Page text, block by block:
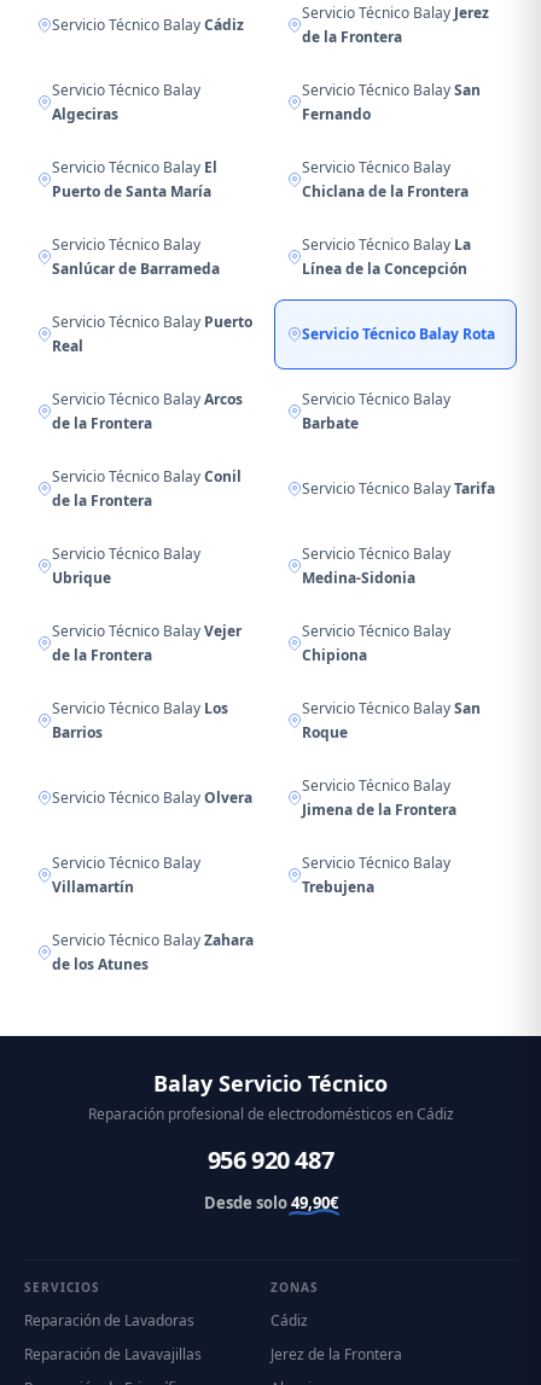
Servicio Técnico BalayCádiz
Servicio Técnico Balay Jerez
de la Frontera
Servicio Técnico Balay
Algeciras
Servicio Técnico BalaySan
Fernando
Servicio Técnico Balay El
Puerto de Santa María
Servicio Técnico Balay
Chiclana de la Frontera
Servicio Técnico Balay
Sanlúcar de Barrameda
Servicio Técnico Balay La
Línea de la Concepción
Servicio Técnico Balay Puerto
Real
Servicio Técnico Balay Rota
Servicio Técnico BalayArcos
de la Frontera
Servicio Técnico Balay
Barbate
Servicio Técnico BalayConil
de la Frontera
Servicio Técnico BalayTarifa
Servicio Técnico Balay
Ubrique
Servicio Técnico Balay
Medina-Sidonia
Servicio Técnico BalayVejer
de la Frontera
Servicio Técnico Balay
Chipiona
Servicio Técnico Balay Los
Barrios
Servicio Técnico BalaySan
Roque
Servicio Técnico BalayOlvera
Servicio Técnico Balay
Jimena de la Frontera
Servicio Técnico Balay
Villamartín
Servicio Técnico Balay
Trebujena
Servicio Técnico BalayZahara
de los Atunes
Balay Servicio Técnico
Reparación profesional de electrodomésticos en Cádiz
956 920 487
Desde solo49,90€
SERVICIOS
Reparación de Lavadoras
Reparación de Lavavajillas
ZONAS
Cádiz
Jerez de la Frontera